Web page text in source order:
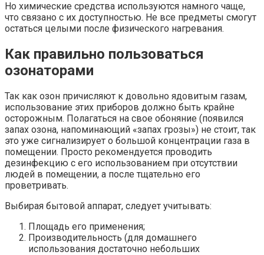
Но химические средства используются намного чаще,
что связано с их доступностью. Не все предметы смогут
остаться целыми после физического нагревания.
Как правильно пользоваться
озонаторами
Так как озон причисляют к довольно ядовитым газам,
использование этих приборов должно быть крайне
осторожным. Полагаться на свое обоняние (появился
запах озона, напоминающий «запах грозы») не стоит, так
это уже сигнализирует о большой концентрации газа в
помещении. Просто рекомендуется проводить
дезинфекцию с его использованием при отсутствии
людей в помещении, а после тщательно его
проветривать.
Выбирая бытовой аппарат, следует учитывать:
Площадь его применения;
Производительность (для домашнего
использования достаточно небольших